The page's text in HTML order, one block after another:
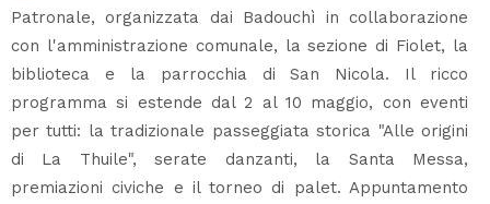
Patronale, organizzata dai Badouchì in collaborazione
con l'amministrazione comunale, la sezione di Fiolet, la
biblioteca e la parrocchia di San Nicola. Il ricco
programma si estende dal 2 al 10 maggio, con eventi
per tutti: la tradizionale passeggiata storica "Alle origini
di La Thuile", serate danzanti, la Santa Messa,
premiazioni civiche e il torneo di palet. Appuntamento